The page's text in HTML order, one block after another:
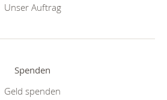
Unser Auftrag
Spenden
Geld spenden